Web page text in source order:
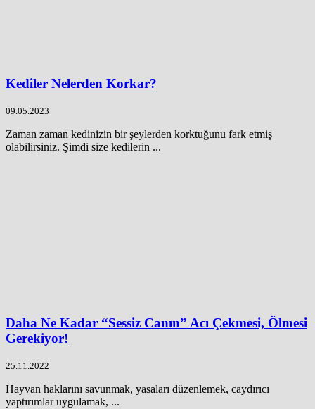
Kediler Nelerden Korkar?
09.05.2023
Zaman zaman kedinizin bir şeylerden korktuğunu fark etmiş
olabilirsiniz. Şimdi size kedilerin ...
Daha Ne Kadar “Sessiz Canın” Acı Çekmesi, Ölmesi
Gerekiyor!
25.11.2022
Hayvan haklarını savunmak, yasaları düzenlemek, caydırıcı
yaptırımlar uygulamak, ...